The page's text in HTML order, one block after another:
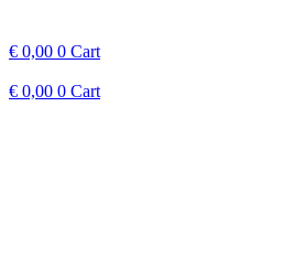
€ 0,00 0 Cart
€ 0,00 0 Cart